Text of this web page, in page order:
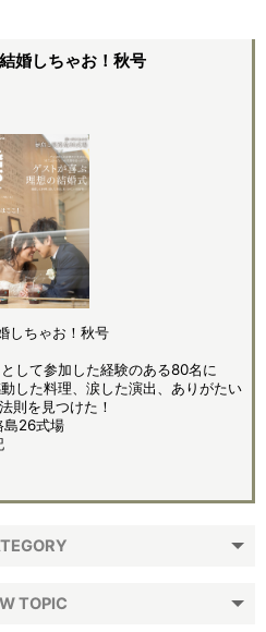
婚しちゃお！秋号
しちゃお！秋号
して参加した経験のある80名に
した料理、涙した演出、ありがたい
則を見つけた！
島26式場
TOPIC